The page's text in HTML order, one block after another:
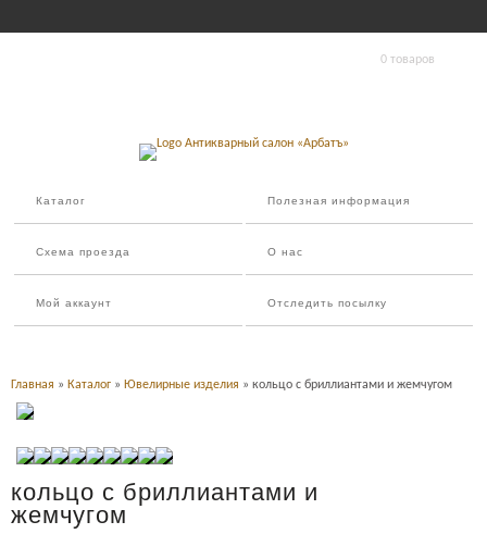
0 товаров
Каталог Полезная информация
Схема проезда О нас
Мой аккаунт Отследить посылку
Главная » Каталог » Ювелирные изделия » кольцо с бриллиантами и жемчугом
кольцо с бриллиантами и
жемчугом